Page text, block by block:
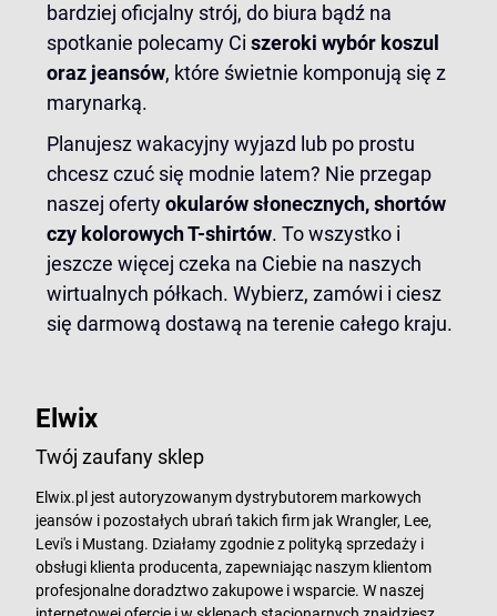
bardziej oficjalny strój, do biura bądź na
spotkanie polecamy Ci szeroki wybór koszul
oraz jeansów, które świetnie komponują się z
marynarką.
Planujesz wakacyjny wyjazd lub po prostu
chcesz czuć się modnie latem? Nie przegap
naszej ofertyokularów słonecznych, shortów
czy kolorowych T-shirtów. To wszystko i
jeszcze więcej czeka na Ciebie na naszych
wirtualnych półkach. Wybierz, zamówi i ciesz
się darmową dostawą na terenie całego kraju.
Elwix
Twój zaufany sklep
Elwix.pl jest autoryzowanym dystrybutorem markowych
jeansów i pozostałych ubrań takich firm jak Wrangler, Lee,
Levi's i Mustang. Działamy zgodnie z polityką sprzedaży i
obsługi klienta producenta, zapewniając naszym klientom
profesjonalne doradztwo zakupowe i wsparcie. W naszej